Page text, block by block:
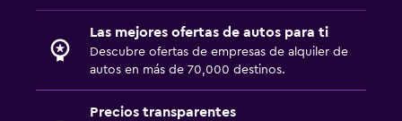
Las mejores ofertas de autos para ti
Descubre ofertas de empresas de alquiler de
autos en más de 70,000 destinos.
Precios transparentes